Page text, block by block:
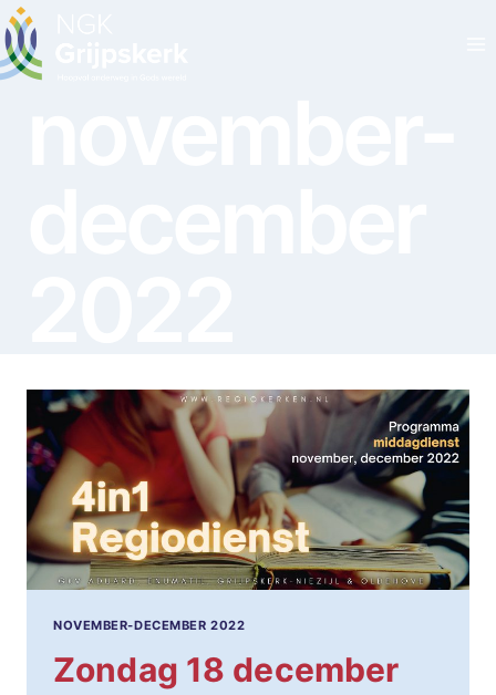
Doorgaan
naar
inhoud
NOVEMBER-DECEMBER 2022
Zondag 18 december